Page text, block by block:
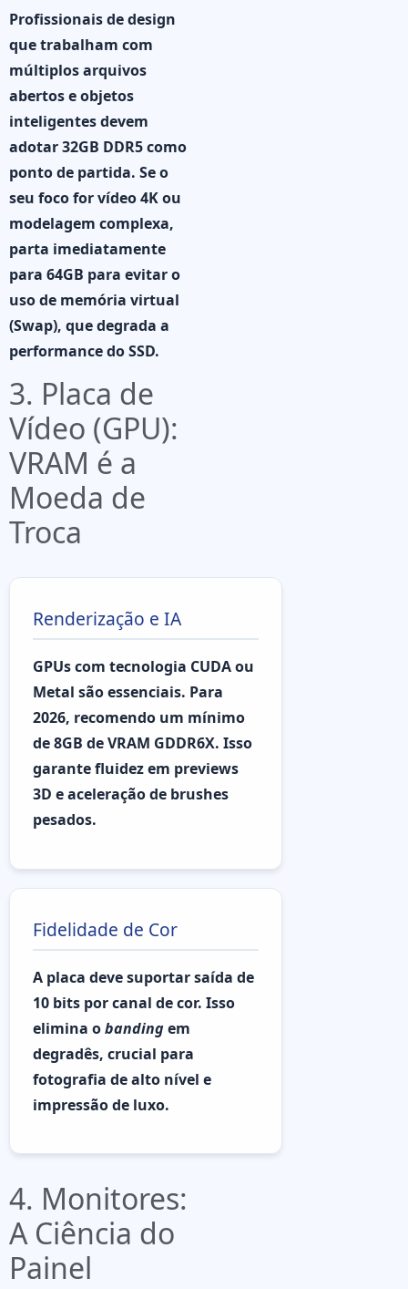
Profissionais de design
que trabalham com
múltiplos arquivos
abertos e objetos
inteligentes devem
adotar32GB DDR5como
ponto de partida. Se o
seu foco for vídeo 4K ou
modelagem complexa,
parta imediatamente
para 64GB para evitar o
uso de memória virtual
(Swap), que degrada a
performance do SSD.
3. Placa de
Vídeo (GPU):
VRAM é a
Moeda de
Troca
Renderização e IA
GPUs com tecnologia CUDA ou
Metal são essenciais. Para
2026, recomendo um mínimo
de8GB de VRAM GDDR6X. Isso
garante fluidez em previews
3D e aceleração de brushes
pesados.
Fidelidade de Cor
A placa deve suportar saída de
10 bits por canal de cor. Isso
elimina obandingem
degradês, crucial para
fotografia de alto nível e
impressão de luxo.
4. Monitores:
A Ciência do
Painel